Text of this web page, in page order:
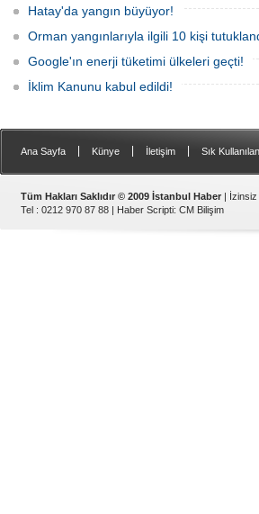
Hatay'da yangın büyüyor!
Orman yangınlarıyla ilgili 10 kişi
Google'ın enerji tüketimi ülkeleri geçti!
İklim Kanunu kabul edildi!
Ana Sayfa Künye İletişim Sık
Tüm Hakları Saklıdır © 2009 İstanbul Haber |
Tel : 0212 970 87 88 | Haber Scripti: CM Bilişim